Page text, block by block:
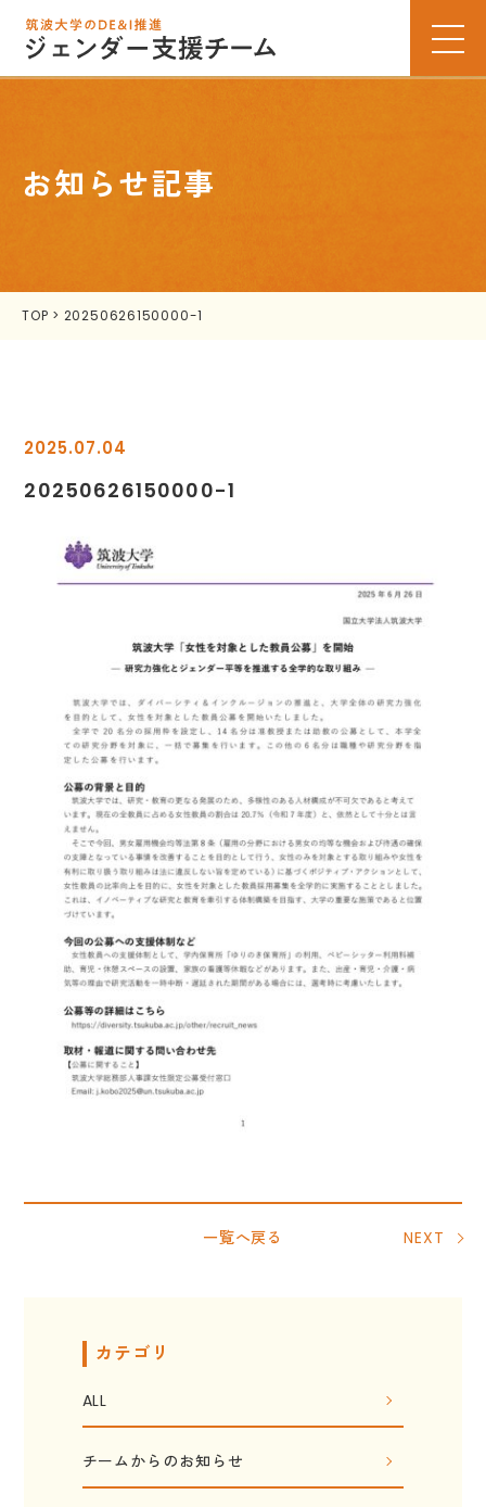
お知らせ記事
TOP > 20250626150000-1
2025.07.04
20250626150000-1
一覧へ戻る NEXT
カテゴリ
ALL
チームからのお知らせ